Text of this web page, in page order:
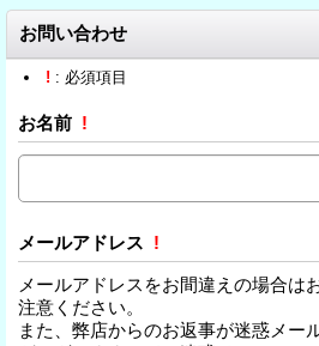
お問い合わせ
! : 必須項目
お名前 !
メールアドレス !
メールアドレスをお間違えの場合は
注意ください。
また、弊店からのお返事が迷惑メー